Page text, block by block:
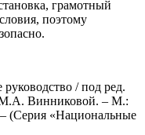
грамотный
поэтому
/ под ред.
Винниковой. – М.:
(Серия «Национальные